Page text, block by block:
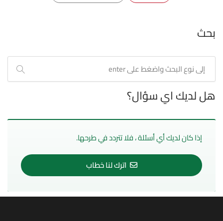
بحث
هل لديك اي سؤال؟
إذا كان لديك أي أسئلة ، فلا تتردد في طرحها.
اترك لنا خطاب